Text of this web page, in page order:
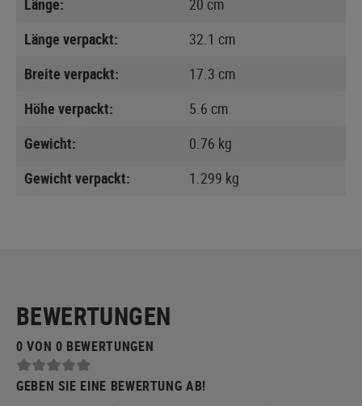
Länge verpackt:
32.1 cm
Breite verpackt:
17.3 cm
Höhe verpackt:
5.6 cm
Gewicht:
0.76 kg
Gewicht verpackt:
1.299 kg
BEWERTUNGEN
0 VON 0 BEWERTUNGEN
GEBEN SIE EINE BEWERTUNG AB!